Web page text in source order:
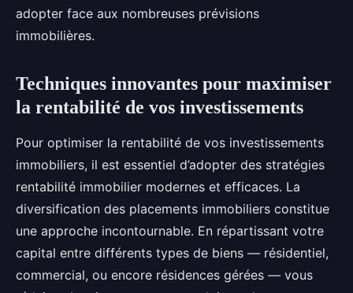
adopter face aux nombreuses prévisions
immobilières.
Techniques innovantes pour maximiser
la rentabilité de vos investissements
Pour optimiser la rentabilité de vos investissements
immobiliers, il est essentiel d’adopter des stratégies
rentabilité immobilier modernes et efficaces. La
diversification des placements immobiliers constitue
une approche incontournable. En répartissant votre
capital entre différents types de biens — résidentiel,
commercial, ou encore résidences gérées — vous